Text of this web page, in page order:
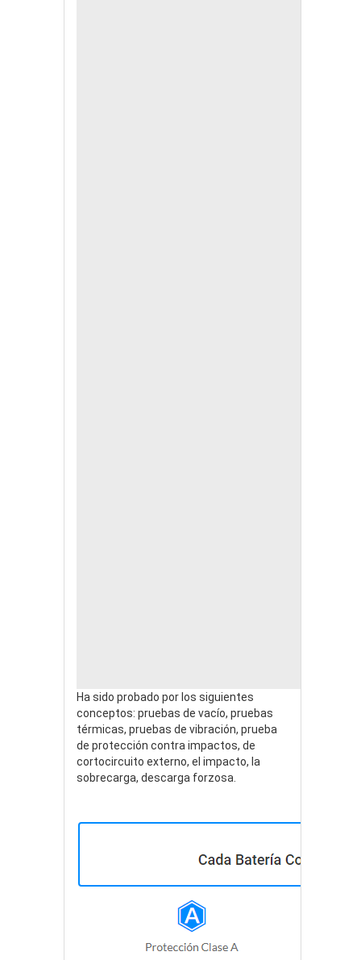
Ha sido probado por los siguientes
conceptos: pruebas de vacío, pruebas
térmicas, pruebas de vibración, prueba
de protección contra impactos, de
cortocircuito externo, el impacto, la
sobrecarga, descarga forzosa.